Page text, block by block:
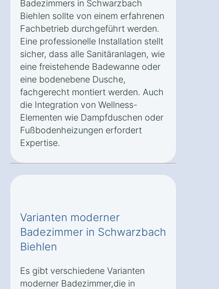
Badezimmers in Schwarzbach
Biehlen sollte von einem erfahrenen
Fachbetrieb durchgeführt werden.
Eine professionelle Installation stellt
sicher, dass alle Sanitäranlagen, wie
eine freistehende Badewanne oder
eine bodenebene Dusche,
fachgerecht montiert werden. Auch
die Integration von Wellness-
Elementen wie Dampfduschen oder
Fußbodenheizungen erfordert
Expertise.
Varianten moderner
Badezimmer in Schwarzbach
Biehlen
Es gibt verschiedene Varianten
moderner Badezimmer,die in